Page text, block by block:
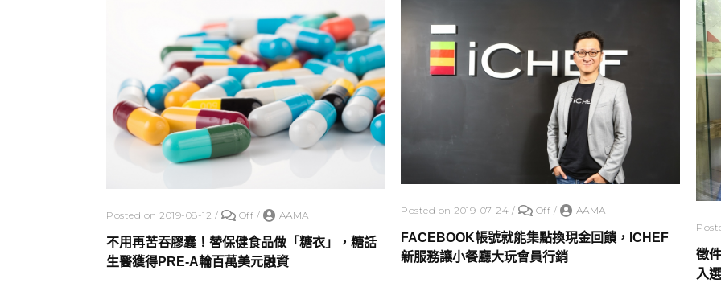
Posted on 2019-08-12 / Off / AAMA
不用再苦吞膠囊！替保健食品做「糖衣」，糖話
生醫獲得PRE-A輪百萬美元融資
Posted on 2019-07-24 / Off / AAMA
FACEBOOK帳號就能集點換現金回饋，ICHEF
新服務讓小餐廳大玩會員行銷
徵
入